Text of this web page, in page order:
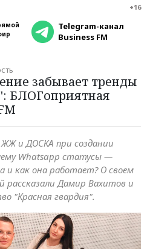
+16
Telegram-канал
Business FM
забывает тренды
БЛОГоприятная
и ДОСКА при создании
Whatsapp статусы —
и как она работает? О своем
рассказали Дамир Вахитов и
"Красная гвардия".